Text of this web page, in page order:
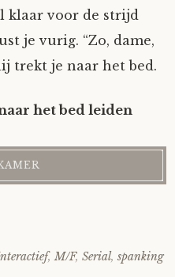
klaar voor de strijd
je vurig. “Zo, dame,
trekt je naar het bed.
het bed leiden
, M/F, Serial, spanking